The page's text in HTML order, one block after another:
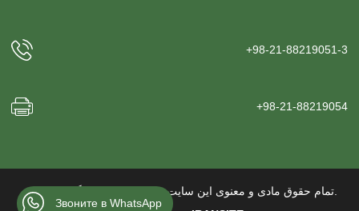
+98-21-88219051-3
+98-21-88219054
تمام حقوق مادی و معنوی این سایت متعلق به تنباکو زیگما می باشد.
Звоните в WhatsApp